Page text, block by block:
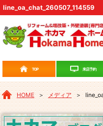
line_oa_chat_260507_114559
TOP 来店予約
HOME ＞ メディア ＞